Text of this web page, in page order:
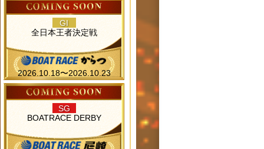
GI
全日本王者決定戦
2026.10.18〜2026.10.23
SG
BOATRACE DERBY